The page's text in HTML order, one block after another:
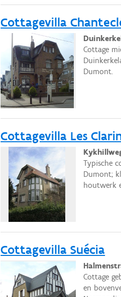
Cottagevilla
Cottage
Dumont.
Cottagevilla Les
Typische
Dumont;
houtwerk
Cottagevilla Suécia
Cottage
en